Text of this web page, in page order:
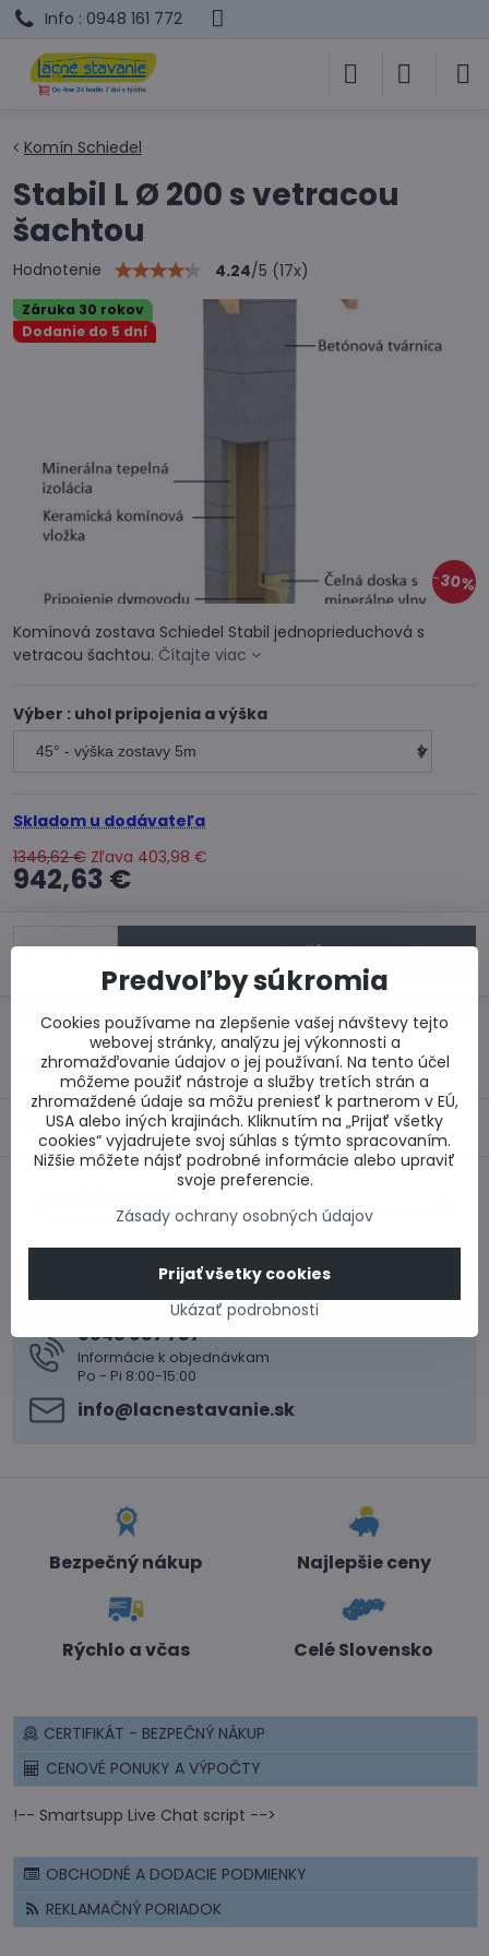
Info : 0948 161 772
Záruka 30 rokov
Dodanie do 5 dní
30%
Komín Schiedel
Stabil L Ø 200 s vetracou
šachtou
Hodnotenie 4.24/5 (17x)
Komínová zostava Schiedel Stabil jednoprieduchová s
vetracou šachtou. Čítajte viac
Výber : uhol pripojenia a výška
Skladom u dodávateľa
1346,62 € Zľava 403,98 €
942,63 €
Do košíka
Otázka k produktu
Doručenia
Výrobca:Schiedel Slovensko spol. s r.o.
Popis
Nasledujúci produkt
0917 969 003
Technické poradenstvo
0948 987 787
Informácie k objednávkam
Po - Pi 8:00-15:00
info​@lacnestavanie​.sk
Bezpečný nákup Najlepšie ceny
Rýchlo a včas Celé Slovensko
CERTIFIKÁT - BEZPEČNÝ NÁKUP
CENOVÉ PONUKY A VÝPOČTY
!-- Smartsupp Live Chat script -->
OBCHODNÉ A DODACIE PODMIENKY
REKLAMAČNÝ PORIADOK
Predvoľby súkromia
Cookies používame na zlepšenie vašej návštevy tejto
webovej stránky, analýzu jej výkonnosti a
zhromažďovanie údajov o jej používaní. Na tento účel
môžeme použiť nástroje a služby tretích strán a
zhromaždené údaje sa môžu preniesť k partnerom v EÚ,
USA alebo iných krajinách. Kliknutím na „Prijať všetky
cookies“ vyjadrujete svoj súhlas s týmto spracovaním.
Nižšie môžete nájsť podrobné informácie alebo upraviť
svoje preferencie.
Zásady ochrany osobných údajov
Ukázať podrobnosti
Prijať všetky cookies